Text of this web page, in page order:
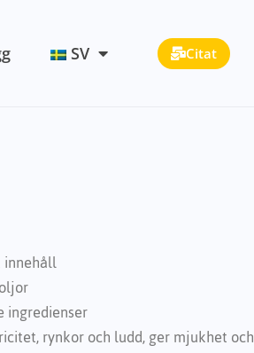
SV Citat
ingredienser
rynkor och ludd, ger mjukhet och